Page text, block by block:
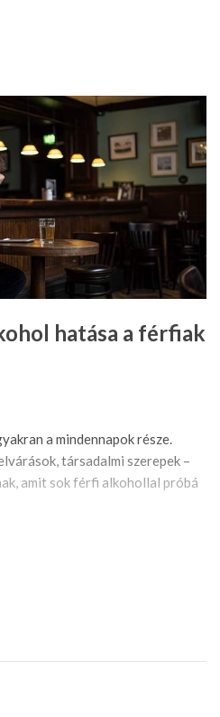
hatása a férfiak
a mindennapok része.
társadalmi szerepek –
amit sok férfi alkohollal próbá